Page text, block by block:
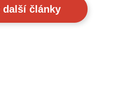
další články